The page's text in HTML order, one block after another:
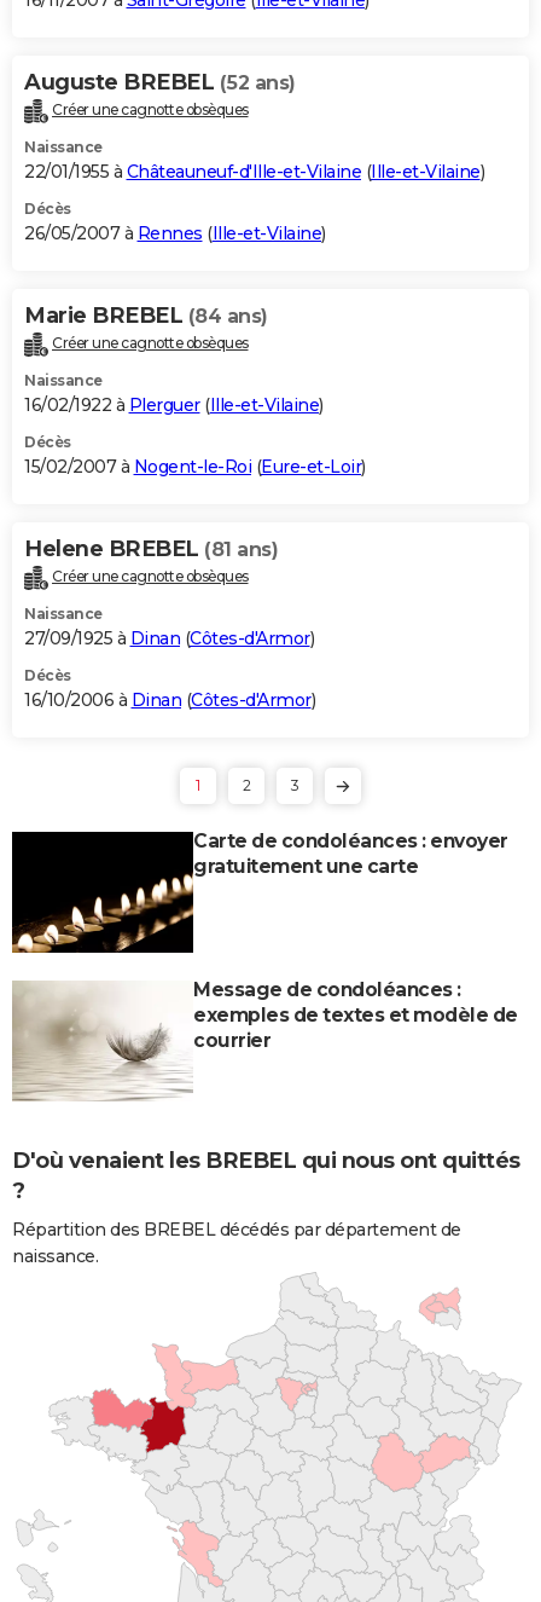
Auguste BREBEL (52 ans)
Créer une cagnotte obsèques
Naissance
22/01/1955 à Châteauneuf-d'Ille-et-Vilaine (Ille-et-Vilaine)
Décès
26/05/2007 à Rennes (Ille-et-Vilaine)
Marie BREBEL (84 ans)
Créer une cagnotte obsèques
Naissance
16/02/1922 à Plerguer(Ille-et-Vilaine)
Décès
15/02/2007 à Nogent-le-Roi (Eure-et-Loir)
Helene BREBEL (81 ans)
Créer une cagnotte obsèques
Naissance
27/09/1925 à Dinan (Côtes-d'Armor)
Décès
16/10/2006 à Dinan (Côtes-d'Armor)
1 2 3
Carte de condoléances : envoyer
gratuitement une carte
Message de condoléances :
exemples de textes et modèle de
courrier
D'où venaient les BREBEL qui nous ont quittés
?
Répartition des BREBEL décédés par département de
naissance.